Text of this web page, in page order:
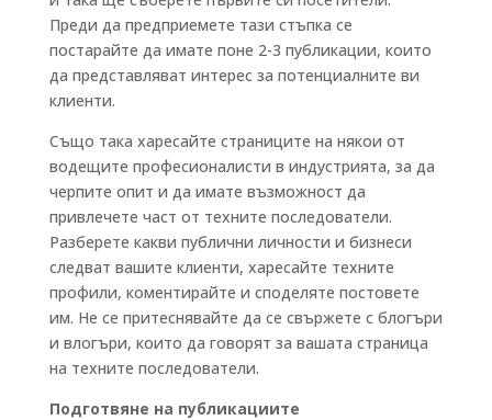
Преди да предприемете тази стъпка се
постарайте да имате поне 2-3 публикации, които
да представляват интерес за потенциалните ви
клиенти.
Също така харесайте страниците на някои от
водещите професионалисти в индустрията, за да
черпите опит и да имате възможност да
привлечете част от техните последователи.
Разберете какви публични личности и бизнеси
следват вашите клиенти, харесайте техните
профили, коментирайте и споделяте постовете
им. Не се притеснявайте да се свържете с блогъри
и влогъри, които да говорят за вашата страница
на техните последователи.
Подготвяне на публикациите